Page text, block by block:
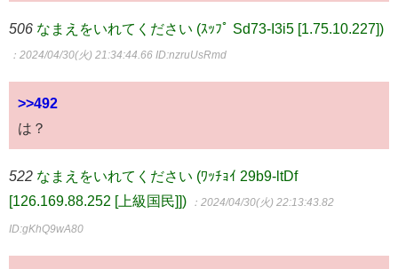
506 なまえをいれてください (ｽｯﾌﾟ Sd73-I3i5 [1.75.10.227])
：2024/04/30(火) 21:34:44.66 ID:nzruUsRmd
>>492
は？
522 なまえをいれてください (ﾜｯﾁｮｲ 29b9-ltDf
[126.169.88.252 [上級国民]])
：2024/04/30(火) 22:13:43.82
ID:gKhQ9wA80